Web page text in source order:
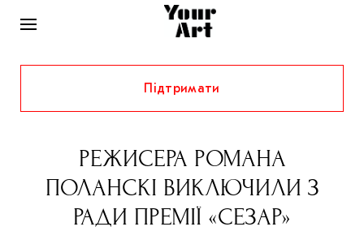
НОВИНИ
ІНТЕРВ’Ю
ХУДОЖНИКИ
КУРАТОРИ
РІДНИЙ КРАЙ
ФЕСТИВАЛІ
СТАТТІ
Підтримати
РЕЖИСЕРА РОМАНА
ПОЛАНСКІ ВИКЛЮЧИЛИ З
РАДИ ПРЕМІЇ «СЕЗАР»